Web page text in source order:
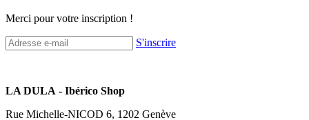
Merci pour votre inscription !
S'inscrire
LA DULA - Ibérico Shop
Rue Michelle-NICOD 6, 1202 Genève